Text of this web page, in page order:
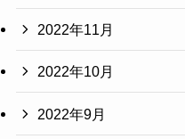
2022年11月
2022年10月
2022年9月